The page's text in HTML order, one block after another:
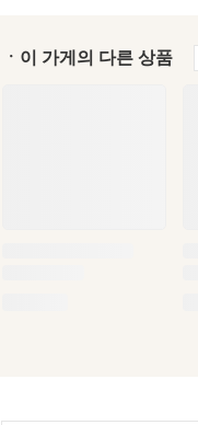
ㆍ이 가게의 다른 상품